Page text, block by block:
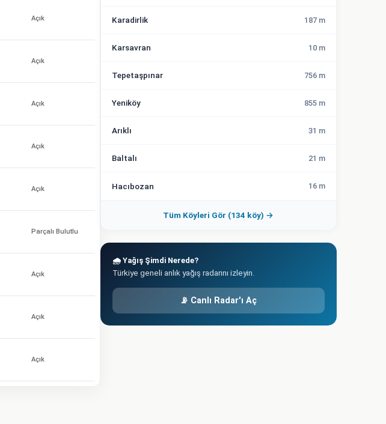
Açık
Açık
Açık
Açık
Açık
Parçalı Bulutlu
Açık
Açık
Açık
Karadirlik 187 m
Karsavran 10 m
Tepetaşpınar 756 m
Yeniköy 855 m
Arıklı 31 m
Baltalı 21 m
Hacıbozan 16 m
Tüm Köyleri Gör (134 köy) →
🌧️ Yağış Şimdi Nerede?
Türkiye geneli anlık yağış radarını izleyin.
📡 Canlı Radar'ı Aç